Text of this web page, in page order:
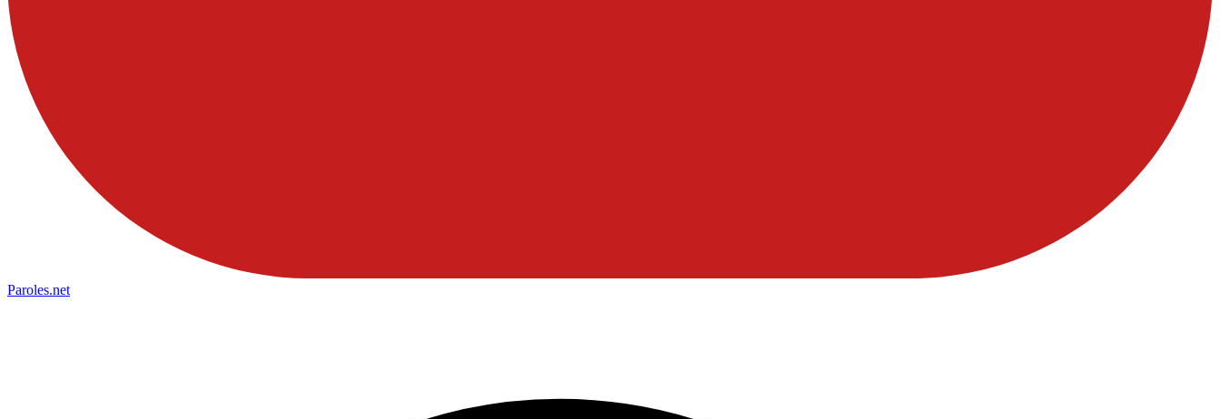
Paroles.net